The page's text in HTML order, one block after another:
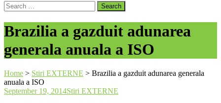
Search
for:
Brazilia a gazduit adunarea
generala anuala a ISO
Home > Stiri EXTERNE > Brazilia a gazduit adunarea generala
anuala a ISO
September 19, 2014Stiri EXTERNE